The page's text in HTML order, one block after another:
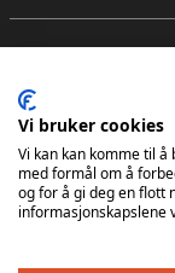
Kommende
Kontakt oss
Vi bruker cookies
Vi kan kan komme til
med formål om å
og for å gi deg en flott
informasjonskapslene